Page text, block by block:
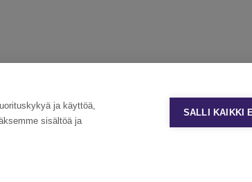
ja käyttöä,
sisältöä ja
SALLI KAIKKI